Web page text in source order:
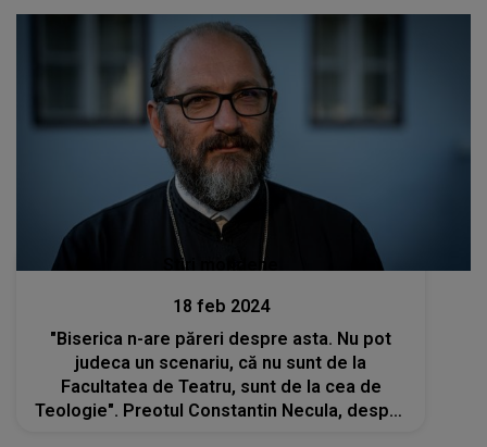
Stiri mondene
18 feb 2024
"Biserica n-are păreri despre asta. Nu pot
judeca un scenariu, că nu sunt de la
Facultatea de Teatru, sunt de la cea de
Teologie". Preotul Constantin Necula, despre